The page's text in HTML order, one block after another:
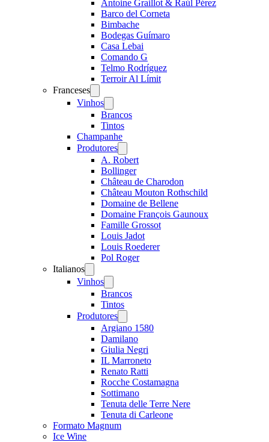
Antoine Graillot & Raúl Pérez
Barco del Corneta
Bimbache
Bodegas Guímaro
Casa Lebai
Comando G
Telmo Rodríguez
Terroir Al Límit
Franceses
menu
Vinhos
menu
Brancos
Tintos
Champanhe
Produtores
menu
A. Robert
Bollinger
Château de Charodon
Château Mouton Rothschild
Domaine de Bellene
Domaine François Gaunoux
Famille Grossot
Louis Jadot
Louis Roederer
Pol Roger
Italianos
menu
Vinhos
menu
Brancos
Tintos
Produtores
menu
Argiano 1580
Damilano
Giulia Negri
IL Marroneto
Renato Ratti
Rocche Costamagna
Sottimano
Tenuta delle Terre Nere
Tenuta di Carleone
Formato Magnum
Ice Wine